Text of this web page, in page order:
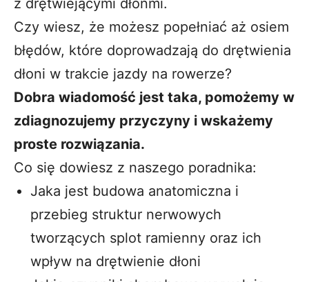
z drętwiejącymi dłońmi.
Czy wiesz, że możesz popełniać aż osiem
błędów, które doprowadzają do drętwienia
dłoni w trakcie jazdy na rowerze?
Dobra wiadomość jest taka, pomożemy w
zdiagnozujemy przyczyny i wskażemy
proste rozwiązania.
Co się dowiesz z naszego poradnika:
Jaka jest budowa anatomiczna i
przebieg struktur nerwowych
tworzących splot ramienny oraz ich
wpływ na drętwienie dłoni